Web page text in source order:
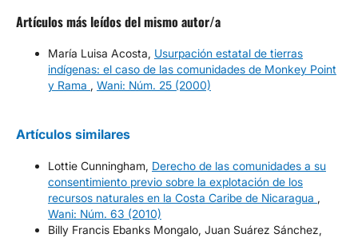
Artículos más leídos del mismo autor/a
María Luisa Acosta, Usurpación estatal de tierras
indígenas: el caso de las comunidades de Monkey Point
y Rama , Wani: Núm. 25 (2000)
Artículos similares
Lottie Cunningham, Derecho de las comunidades a su
consentimiento previo sobre la explotación de los
recursos naturales en la Costa Caribe de Nicaragua ,
Wani: Núm. 63 (2010)
Billy Francis Ebanks Mongalo, Juan Suárez Sánchez,